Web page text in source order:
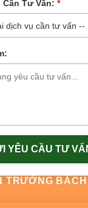
Cần Tư Vấn: *
YÊU CẦU TƯ
TRƯỜNG